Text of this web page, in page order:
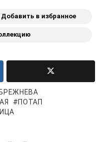
Добавить в избранное
ПОТАП